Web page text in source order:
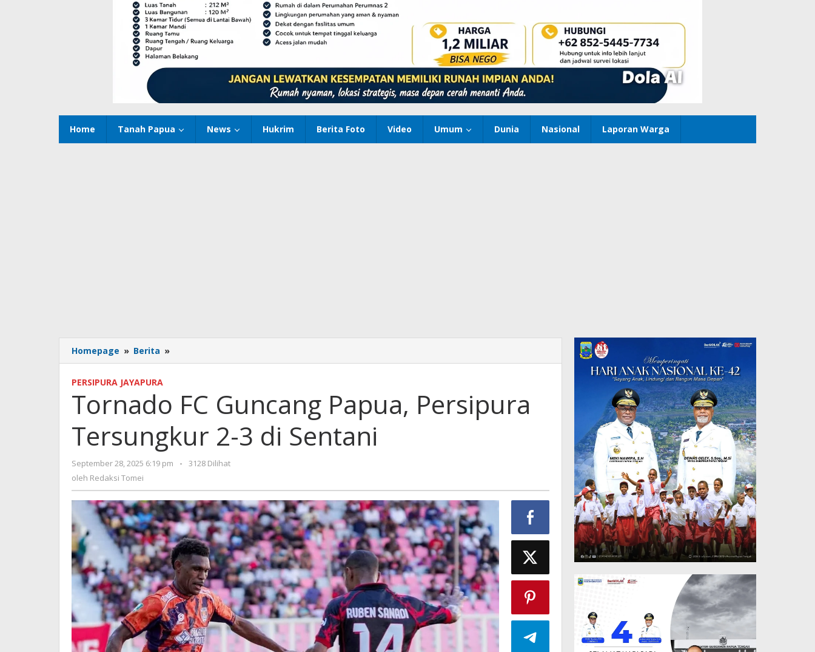
Home Tanah Papua News Hukrim Berita Foto Video Umum Dunia Nasional Laporan Warga
Homepage » Berita »
FC
Persipura
Tersungkur
2-
3
Sentani
PERSIPURA JAYAPURA
Tornado FC Guncang Papua, Persipura
Tersungkur 2-3 di Sentani
September 28, 2025 6:19 pm
oleh
-
3128 Dilihat
oleh Redaksi Tomei